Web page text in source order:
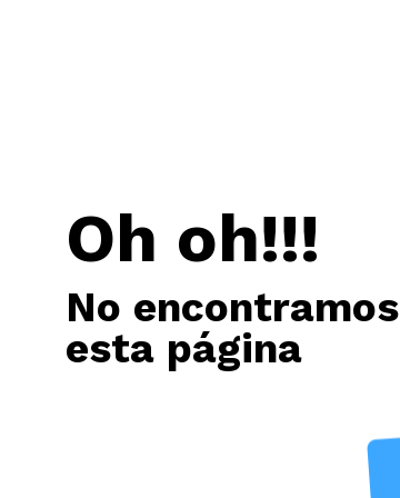
Oh oh!!!
No encontramos
esta página